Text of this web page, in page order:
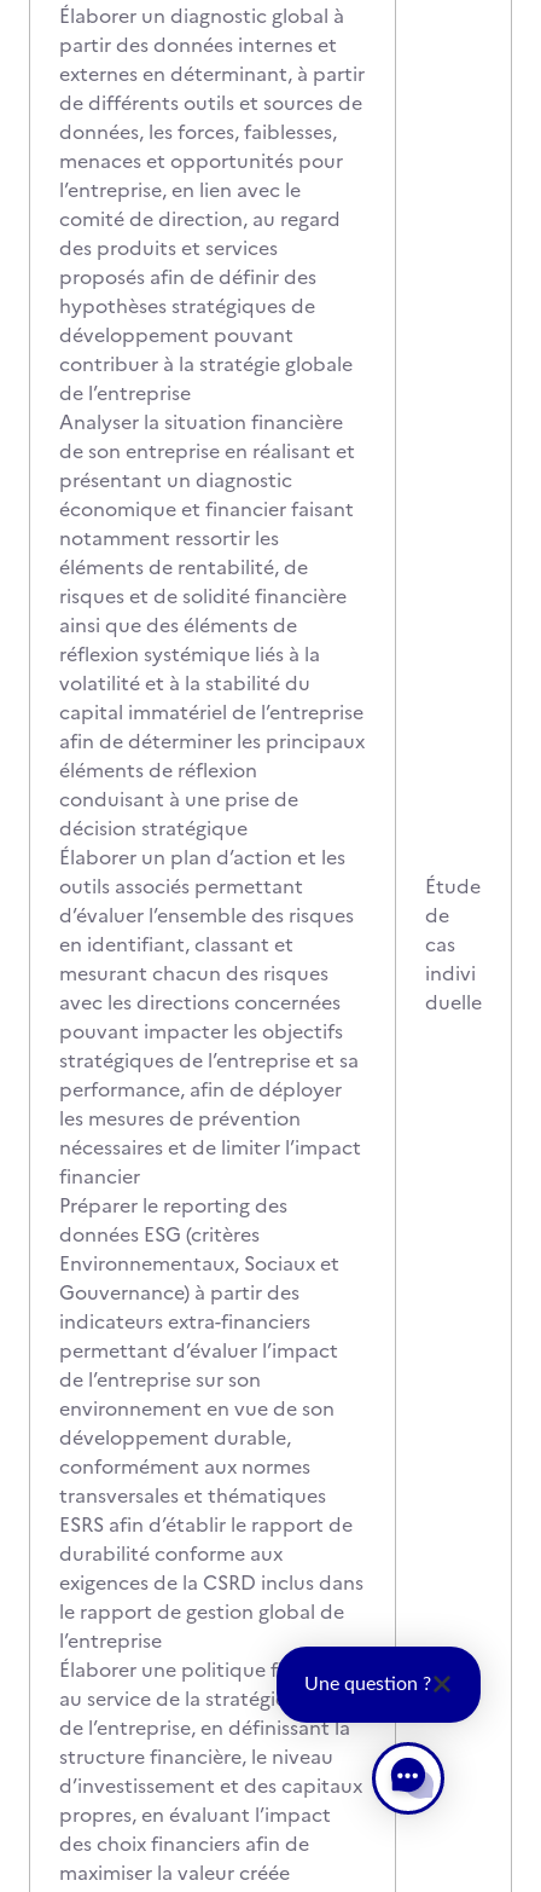
Élaborer un diagnostic global à
partir des données internes et
externes en déterminant, à partir
de différents outils et sources de
données, les forces, faiblesses,
menaces et opportunités pour
l’entreprise, en lien avec le
comité de direction, au regard
des produits et services
proposés afin de définir des
hypothèses stratégiques de
développement pouvant
contribuer à la stratégie globale
de l’entreprise
Analyser la situation financière
de son entreprise en réalisant et
présentant un diagnostic
économique et financier faisant
notamment ressortir les
éléments de rentabilité, de
risques et de solidité financière
ainsi que des éléments de
réflexion systémique liés à la
volatilité et à la stabilité du
capital immatériel de l’entreprise
afin de déterminer les principaux
éléments de réflexion
conduisant à une prise de
décision stratégique
Élaborer un plan d’action et les
outils associés permettant
d’évaluer l’ensemble des risques
en identifiant, classant et
mesurant chacun des risques
avec les directions concernées
pouvant impacter les objectifs
stratégiques de l’entreprise et sa
performance, afin de déployer
les mesures de prévention
nécessaires et de limiter l’impact
financier
Préparer le reporting des
données ESG (critères
Environnementaux, Sociaux et
Gouvernance) à partir des
indicateurs extra-financiers
permettant d’évaluer l’impact
de l’entreprise sur son
environnement en vue de son
développement durable,
conformément aux normes
transversales et thématiques
ESRS afin d’établir le rapport de
durabilité conforme aux
exigences de la CSRD inclus dans
le rapport de gestion global de
l’entreprise
Élaborer une politique financière
au service de la stratégie globale
de l’entreprise, en définissant la
structure financière, le niveau
d’investissement et des capitaux
propres, en évaluant l’impact
des choix financiers afin de
maximiser la valeur créée
Étude
de
cas
indivi
duelle
Une question ?